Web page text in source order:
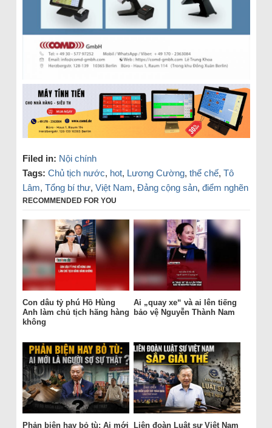
Filed in: Nội chính
Tags: Chủ tịch nước, hot, Lương Cường, thể chế, Tô
Lâm, Tổng bí thư, Việt Nam, Đảng cộng sản, điểm nghẽn
RECOMMENDED FOR YOU
Con dâu tỷ phú Hồ Hùng
Anh làm chủ tịch hãng hàng
không
Ai „quay xe“ và ai lên tiếng
bảo vệ Nguyễn Thành Nam
Phản biện hay bỏ tù: Ai mới
Liên đoàn Luật sư Việt Nam